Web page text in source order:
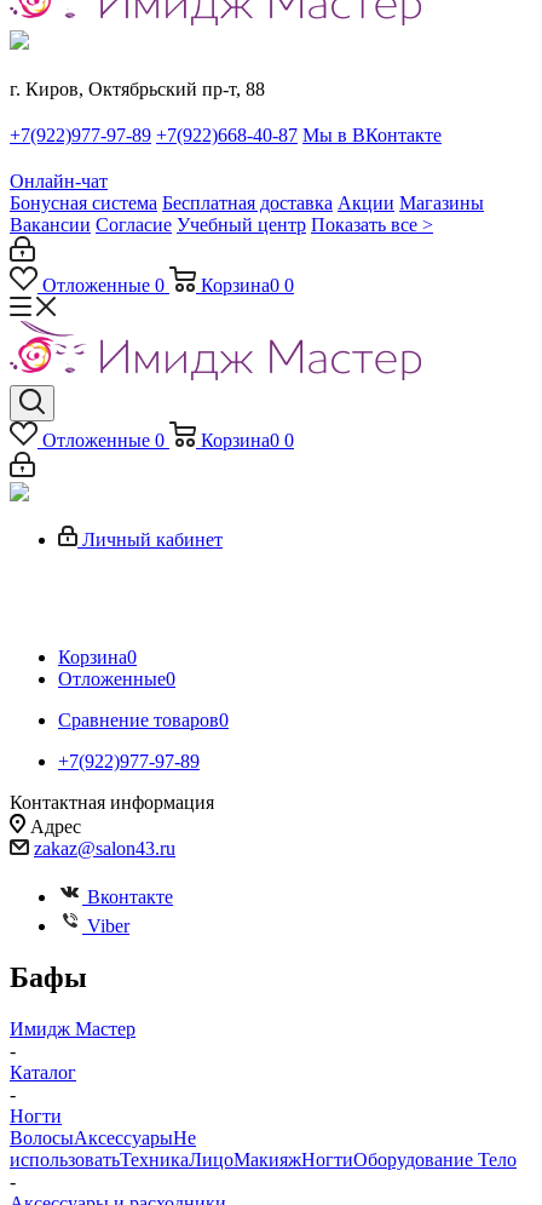
г. Киров, Октябрьский пр-т, 88
+7(922)977-97-89 +7(922)668-40-87 Мы в ВКонтакте
Онлайн-чат
Бонусная система Бесплатная доставка Акции Магазины
Вакансии Согласие Учебный центр Показать все >
Отложенные 0 Корзина0 0
Отложенные 0 Корзина0 0
Личный кабинет
Корзина0
Отложенные0
Сравнение товаров0
+7(922)977-97-89
Контактная информация
Адрес
zakaz@salon43.ru
Вконтакте
Viber
Бафы
Имидж Мастер
-
Каталог
-
Ногти
ВолосыАксессуарыНе
использоватьТехникаЛицоМакияжНогтиОборудование Тело
-